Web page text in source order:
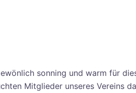
sonning und warm für
Mitglieder unseres Vereins